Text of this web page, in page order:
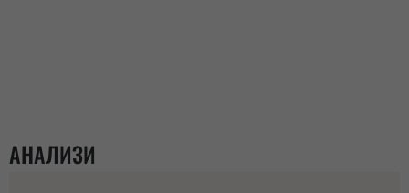
АНАЛИЗИ